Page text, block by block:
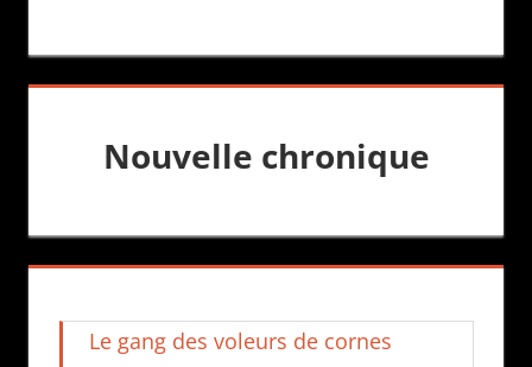
Nouvelle chronique
Le gang des voleurs de cornes